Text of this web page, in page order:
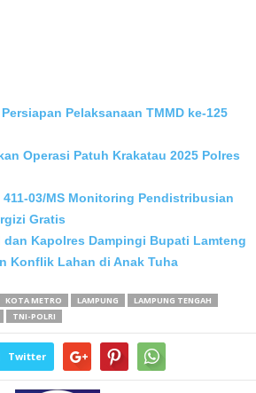
Pelaksanaan TMMD ke-125
Operasi Patuh Krakatau 2025 Polres
03/MS Monitoring Pendistribusian
Gratis
dan Kapolres Dampingi Bupati Lamteng
Konflik Lahan di Anak Tuha
KOTA METRO LAMPUNG
LAMPUNG TENGAH
TNI-POLRI
Twitter